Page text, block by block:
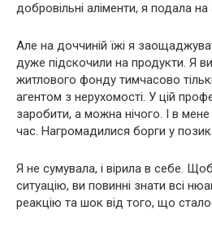
добровільні аліменти, я подала
Але на доччиній їжі я
дуже підскочили на продукти. Я
житлового фонду тимчасово
агентом з нерухомості. У цій
заробити, а можна нічого. І в
час. Нагромадилися борги у
Я не сумувала, і вірила в себе.
ситуацію, ви повинні знати всі
реакцію та шок від того, що